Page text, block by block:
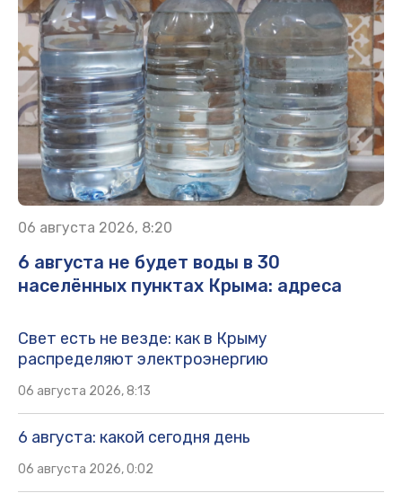
06 августа 2026, 8:20
6 августа не будет воды в 30
населённых пунктах Крыма: адреса
Свет есть не везде: как в Крыму
распределяют электроэнергию
06 августа 2026, 8:13
6 августа: какой сегодня день
06 августа 2026, 0:02